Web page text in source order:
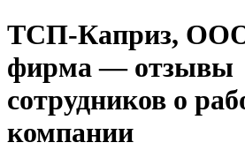
ТСП-Каприз,
фирма— отзывы
сотрудников о
компании